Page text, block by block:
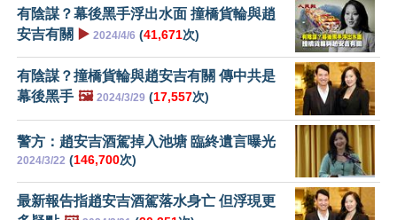
有陰謀？幕後黑手浮出水面 撞橋貨輪與趙
安吉有關 ▶️ 2024/4/6 (41,671次)
有陰謀？撞橋貨輪與趙安吉有關 傳中共是
幕後黑手 🖼️ 2024/3/29 (17,557次)
警方：趙安吉酒駕掉入池塘 臨終遺言曝光
2024/3/22 (146,700次)
最新報告指趙安吉酒駕落水身亡 但浮現更